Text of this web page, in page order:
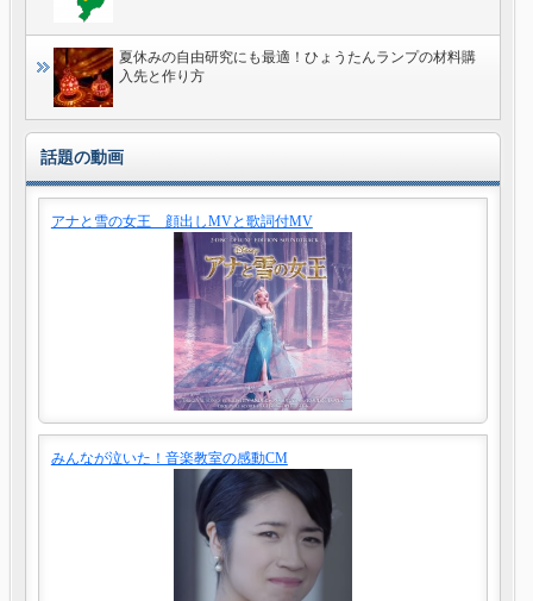
夏休みの自由研究にも最適！ひょうたんランプの材料購
入先と作り方
話題の動画
アナと雪の女王 顔出しMVと歌詞付MV
みんなが泣いた！音楽教室の感動CM